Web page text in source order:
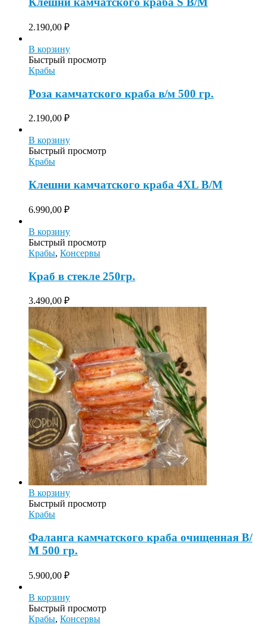
2.190,00 ₽
В корзину
Быстрый просмотр
Крабы
Роза камчатского краба в/м 500 гр.
2.190,00 ₽
В корзину
Быстрый просмотр
Крабы
Клешни камчатского краба 4XL В/М
6.990,00 ₽
В корзину
Быстрый просмотр
Крабы, Консервы
Краб в стекле 250гр.
3.490,00 ₽
В корзину
Быстрый просмотр
Крабы
Фаланга камчатского краба очищенная В/
М 500 гр.
5.900,00 ₽
В корзину
Быстрый просмотр
Крабы, Консервы